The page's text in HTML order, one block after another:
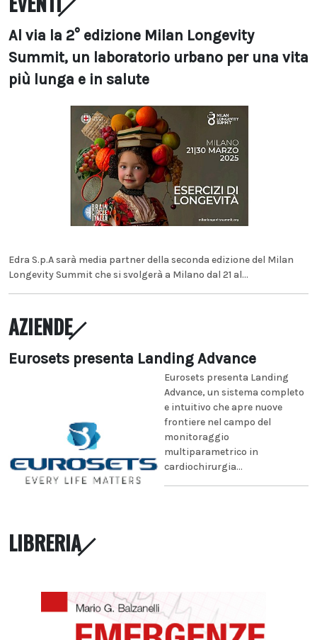
Al via la 2° edizione Milan Longevity
Summit, un laboratorio urbano per una vita
più lunga e in salute
Edra S.p.A sarà media partner della seconda edizione del Milan
Longevity Summit che si svolgerà a Milano dal 21 al...
AZIENDE
Eurosets presenta Landing Advance
Eurosets presenta Landing
Advance, un sistema completo
e intuitivo che apre nuove
frontiere nel campo del
monitoraggio
multiparametrico in
cardiochirurgia...
LIBRERIA